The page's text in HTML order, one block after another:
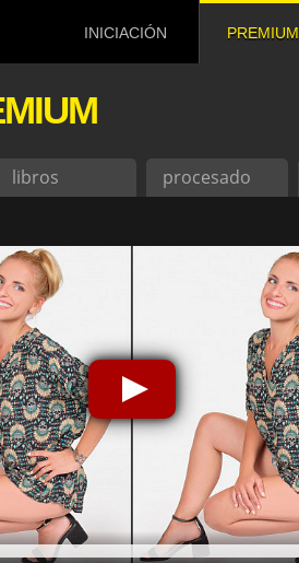
INICIACIÓN PREMIUM
libros procesado